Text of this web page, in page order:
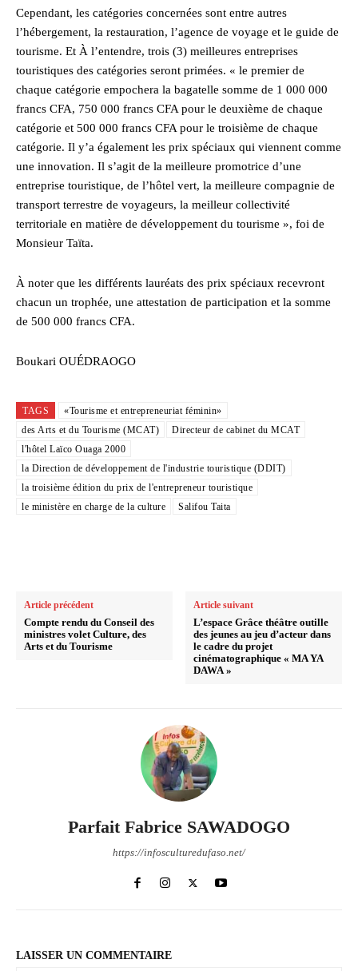
Cependant, les catégories concernées sont entre autres
l’hébergement, la restauration, l’agence de voyage et le guide de
tourisme. Et À l’entendre, trois (3) meilleures entreprises
touristiques des catégories seront primées. « le premier de
chaque catégorie empochera la bagatelle somme de 1 000 000
francs CFA, 750 000 francs CFA pour le deuxième de chaque
catégorie et 500 000 francs CFA pour le troisième de chaque
catégorie. Il y’a également les prix spéciaux qui viennent comme
une innovation. Il s’agit de la meilleure promotrice d’une
entreprise touristique, de l’hôtel vert, la meilleure compagnie de
transport terrestre de voyageurs, la meilleur collectivité
territoriale en matière de développement du tourisme », foi de
Monsieur Taïta.
À noter que les différents lauréats des prix spéciaux recevront
chacun un trophée, une attestation de participation et la somme
de 500 000 francs CFA.
Boukari OUÉDRAOGO
TAGS
«Tourisme et entrepreneuriat féminin»
des Arts et du Tourisme (MCAT)
Directeur de cabinet du MCAT
l'hôtel Laïco Ouaga 2000
la Direction de développement de l'industrie touristique (DDIT)
la troisième édition du prix de l'entrepreneur touristique
le ministère en charge de la culture
Salifou Taita
Article précédent
Compte rendu du Conseil des
ministres volet Culture, des
Arts et du Tourisme
Article suivant
L’espace Grâce théâtre outille
des jeunes au jeu d’acteur dans
le cadre du projet
cinématographique « MA YA
DAWA »
Parfait Fabrice SAWADOGO
https://infosculturedufaso.net/
LAISSER UN COMMENTAIRE